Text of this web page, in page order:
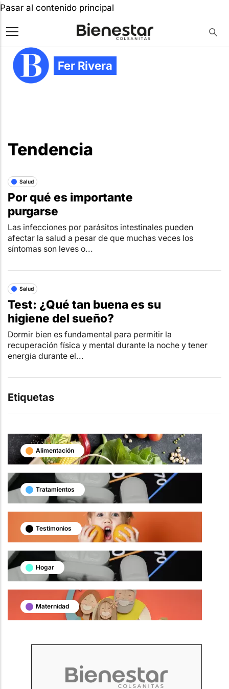
Pasar al contenido principal
Fer Rivera
Tendencia
Salud
Por qué es importante
purgarse
Las infecciones por parásitos intestinales pueden
afectar la salud a pesar de que muchas veces los
síntomas son leves o...
Salud
Test: ¿Qué tan buena es su
higiene del sueño?
Dormir bien es fundamental para permitir la
recuperación física y mental durante la noche y tener
energía durante el...
Etiquetas
Alimentación
Tratamientos
Testimonios
Hogar
Maternidad